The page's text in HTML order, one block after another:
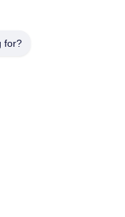
z podwójnymi
for?